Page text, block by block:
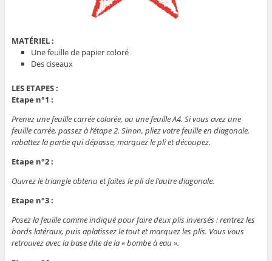
MATÉRIEL :
Une feuille de papier coloré
Des ciseaux
LES ETAPES :
Etape n°1 :
Prenez une feuille carrée colorée, ou une feuille A4. Si vous avez une
feuille carrée, passez à l’étape 2. Sinon, pliez votre feuille en diagonale,
rabattez la partie qui dépasse, marquez le pli et découpez.
Etape n°2 :
Ouvrez le triangle obtenu et faites le pli de l’autre diagonale.
Etape n°3 :
Posez la feuille comme indiqué pour faire deux plis inversés : rentrez les
bords latéraux, puis aplatissez le tout et marquez les plis. Vous vous
retrouvez avec la base dite de la « bombe à eau ».